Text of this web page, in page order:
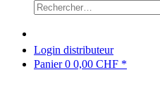
Login distributeur
Panier0 0,00 CHF *